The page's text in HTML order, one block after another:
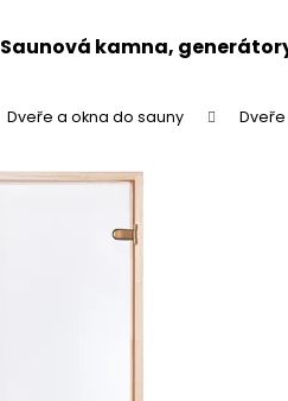
Saunová kamna,
Dveře a okna do sauny Co